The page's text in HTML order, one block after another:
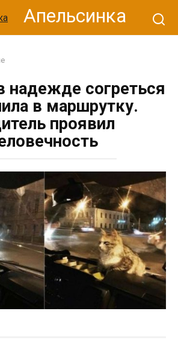
Апельсинка
надежде согреться
в маршрутку.
проявил